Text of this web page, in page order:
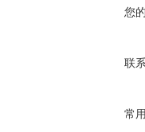
您
联
常